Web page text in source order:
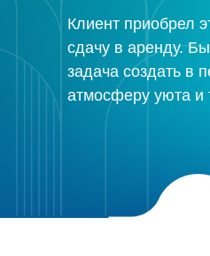
Клиент приобрел
сдачу в аренду.
задача создать в
атмосферу уюта и